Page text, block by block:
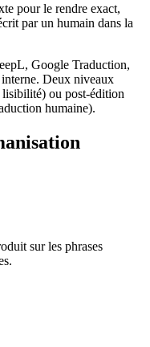
pour le rendre exact,
par un humain dans la
Google Traduction,
Deux niveaux
ou post-édition
humaine).
sur les phrases